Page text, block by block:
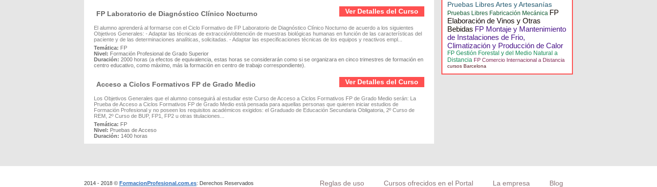
Ver Detalles del Curso
FP Laboratorio de Diagnóstico Clínico Nocturno
El alumno aprenderá al formarse con el Ciclo Formativo de FP Laboratorio de Diagnóstico Clínico Nocturno de acuerdo a los siguientes
Objetivos Generales: - Adaptar las técnicas de extracción/obtención de muestras biológicas humanas en función de las características del
paciente y de las determinaciones analíticas, solicitadas. - Adaptar las especificaciones técnicas de los equipos y reactivos empl...
Temática: FP
Nivel: Formación Profesional de Grado Superior
Duración: 2000 horas (a efectos de equivalencia, estas horas se considerarán como si se organizara en cinco trimestres de formación en
centro educativo, como máximo, más la formación en centro de trabajo correspondiente).
Ver Detalles del Curso
Acceso a Ciclos Formativos FP de Grado Medio
Los Objetivos Generales que el alumno conseguirá al estudiar este Curso de Acceso a Ciclos Formativos FP de Grado Medio serán: La
Prueba de Acceso a Ciclos Formativos FP de Grado Medio está pensada para aquellas personas que quieren iniciar estudios de
Formación Profesional y no poseen los requisitos académicos exigidos: el Graduado de Educación Secundaria Obligatoria, 2º Curso de
REM, 2º Curso de BUP, FP1, FP2 u otras titulaciones...
Temática: FP
Nivel: Pruebas de Acceso
Duración: 1400 horas
Pruebas Libres Artes y Artesanías
Pruebas Libres Fabricación Mecánica FP
Elaboración de Vinos y Otras
Bebidas FP Montaje y Mantenimiento
de Instalaciones de Frio,
Climatización y Producción de Calor
FP Gestión Forestal y del Medio Natural a
Distancia FP Comercio Internacional a Distancia
cursos Barcelona
Reglas de uso Cursos ofrecidos en el Portal La empresa Blog
2014 - 2018 © FormacionProfesional.com.es: Derechos Reservados